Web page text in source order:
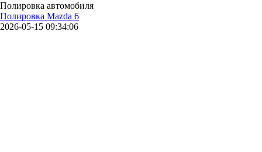
Полировка автомобиля
Полировка Mazda 6
2026-05-15 09:34:06